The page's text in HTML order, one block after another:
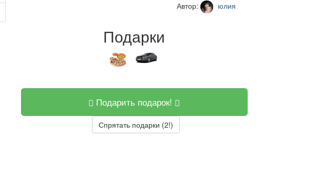
Автор: юлия
Подарки
Подарить подарок!
Спрятать подарки (2!)